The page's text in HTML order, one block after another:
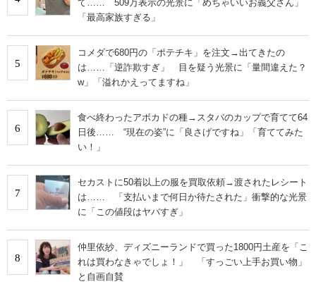
て…… 509万表示の光景に「めちゃいいお義父さん」
「最高家族すぎる」
5
コメダで680円の「ポテチキ」を注文→出てきたの
は……「逆詐欺すぎ」 目を疑う光景に「量間違えた？
w」「溢れかえってますね」
6
食べ終わったアボカドの種→スタバのカップで育てて64
日後…… “現在の姿”に「良さげですね」「育ててみた
い！」
7
セカストに50着以上の服を買取依頼→渡されたレシート
は…… 「支払いまで何日か待たされた」衝撃的な光景
に「この値段はヤバすぎ」
8
仲里依紗、ディズニーランドで買った1800円土産を「こ
れは買わなきゃでしょ！」 「すっごい上手お買い物」
と自画自賛